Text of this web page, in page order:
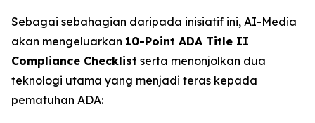
Sebagai sebahagian daripada inisiatif ini, AI-Media
akan mengeluarkan 10-Point ADA Title II
Compliance Checklist serta menonjolkan dua
teknologi utama yang menjadi teras kepada
pematuhan ADA: